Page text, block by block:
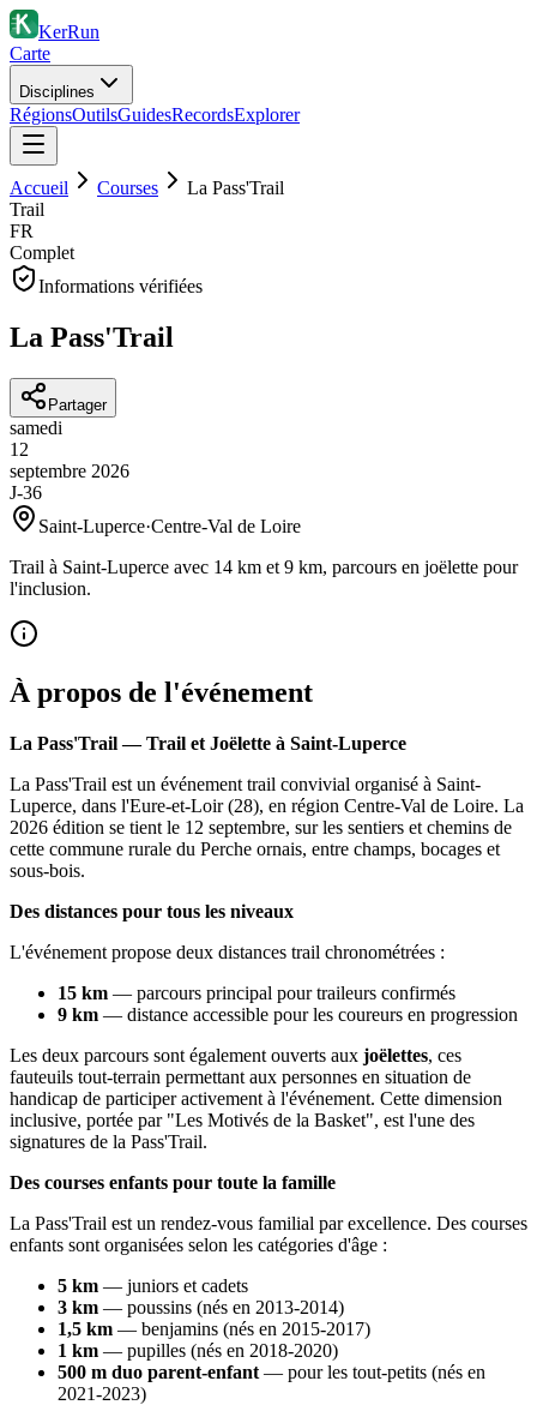
KerRun
Carte
Disciplines
RégionsOutilsGuidesRecordsExplorer
Accueil Courses
La Pass'Trail
Trail
FR
Complet
Informations vérifiées
La Pass'Trail
Partager
samedi
12
septembre 2026
J-36
Saint-Luperce·Centre-Val de Loire
Trail à Saint-Luperce avec 14 km et 9 km, parcours en joëlette pour
l'inclusion.
À propos de l'événement
La Pass'Trail — Trail et Joëlette à Saint-Luperce
La Pass'Trail est un événement trail convivial organisé à Saint-
Luperce, dans l'Eure-et-Loir (28), en région Centre-Val de Loire. La
2026 édition se tient le 12 septembre, sur les sentiers et chemins de
cette commune rurale du Perche ornais, entre champs, bocages et
sous-bois.
Des distances pour tous les niveaux
L'événement propose deux distances trail chronométrées :
15 km — parcours principal pour traileurs confirmés
9 km — distance accessible pour les coureurs en progression
Les deux parcours sont également ouverts aux joëlettes, ces
fauteuils tout-terrain permettant aux personnes en situation de
handicap de participer activement à l'événement. Cette dimension
inclusive, portée par "Les Motivés de la Basket", est l'une des
signatures de la Pass'Trail.
Des courses enfants pour toute la famille
La Pass'Trail est un rendez-vous familial par excellence. Des courses
enfants sont organisées selon les catégories d'âge :
5 km — juniors et cadets
3 km — poussins (nés en 2013-2014)
1,5 km — benjamins (nés en 2015-2017)
1 km — pupilles (nés en 2018-2020)
500 m duo parent-enfant — pour les tout-petits (nés en
2021-2023)